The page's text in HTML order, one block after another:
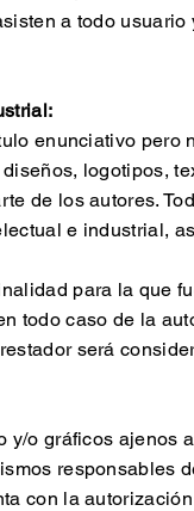
a todo usuario
enunciativo
logotipos,
de los autores.
e industrial,
para la que
todo caso de la
será
y/o gráficos ajenos
responsables
con la